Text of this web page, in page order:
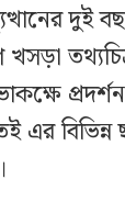
দুই
এর